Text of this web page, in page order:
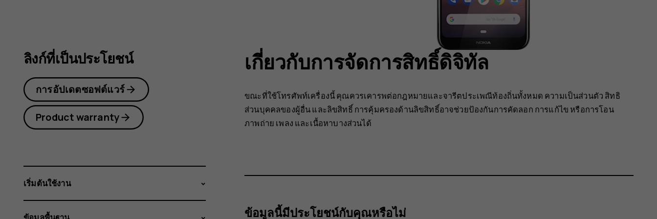
เกี่ยวกับการจัดการสิทธิ์ดิจิทัล
ขณะที่ใช้โทรศัพท์เครื่องนี้ คุณควรเคารพต่อกฎหมายและจารีตประเพณีท้องถิ่นทั้งหมด ความเป็นส่วนตัว สิทธิ
ส่วนบุคคลของผู้อื่น และลิขสิทธิ์ การคุ้มครองด้านลิขสิทธิ์อาจช่วยป้องกันการคัดลอก การแก้ไข หรือการโอน
ภาพถ่าย เพลง และเนื้อหาบางส่วนได้
ข้อมูลนี้มีประโยชน์กับคุณหรือไม่
ลิงก์ที่เป็นประโยชน์
การอัปเดตซอฟต์แวร์
Product warranty
เริ่มต้นใช้งาน